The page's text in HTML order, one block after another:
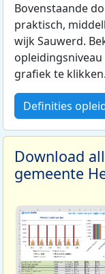
Bovenstaande
praktisch,
wijk Sauwerd.
grafiek te klikken.
Definities
Download
gemeente